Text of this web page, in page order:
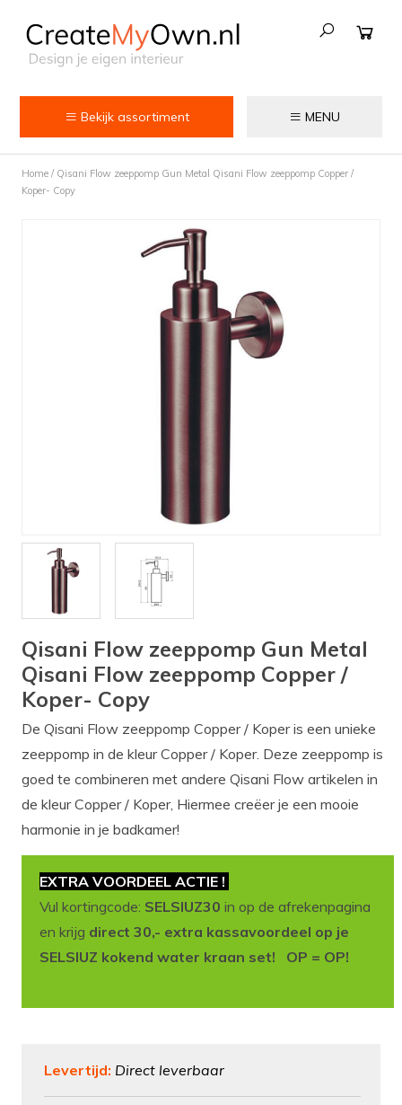
Bekijk assortiment
Kokend water kranen
Wastafels
MENU
Home/ Qisani Flow zeeppomp Gun Metal Qisani Flow zeeppomp Copper /
Koper- Copy
Qisani Flow zeeppomp Gun Metal
Qisani Flow zeeppomp Copper /
Koper- Copy
De Qisani Flow zeeppomp Copper / Koper is een unieke
zeeppomp in de kleur Copper / Koper. Deze zeeppomp is
goed te combineren met andere Qisani Flow artikelen in
de kleur Copper / Koper, Hiermee creëer je een mooie
harmonie in je badkamer!
EXTRA VOORDEEL ACTIE !
Vul kortingcode: SELSIUZ30 in op de afrekenpagina
en krijg direct 30,- extra kassavoordeel op je
SELSIUZ kokend water kraan set! OP = OP!
Levertijd: Direct leverbaar